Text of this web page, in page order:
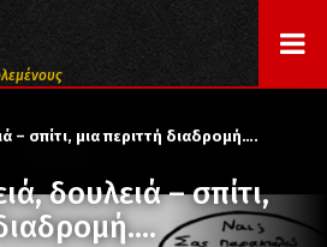
– σπίτι, μια περιττή διαδρομή….
δουλειά – σπίτι,